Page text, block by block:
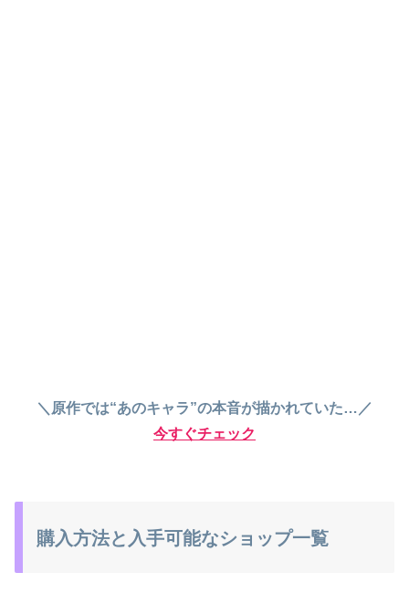
＼原作では“あのキャラ”の本音が描かれていた…／
今すぐチェック
購入方法と入手可能なショップ一覧